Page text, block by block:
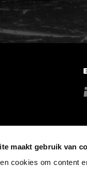
maakt gebruik van
cookies om content